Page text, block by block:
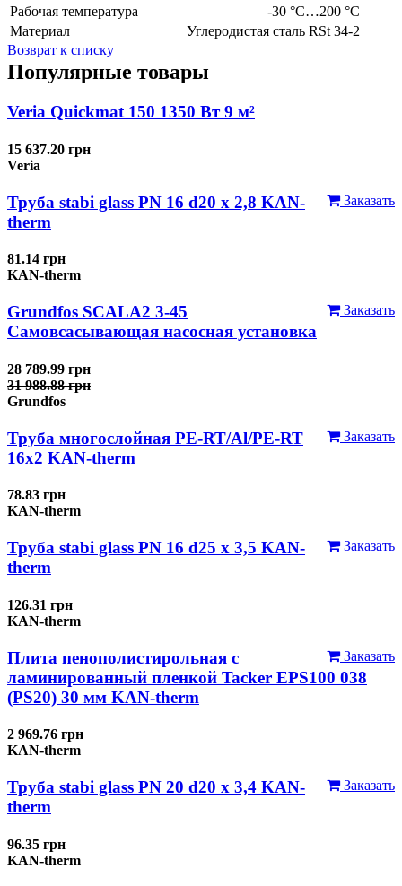
Рабочая температура
-30 °C…200 °C
Материал
Углеродистая сталь RSt 34-2
Возврат к списку
Популярные товары
Veria Quickmat 150 1350 Вт 9 м²
15 637.20 грн
Veria
Заказать
Труба stabi glass PN 16 d20 х 2,8 KAN-
therm
81.14 грн
KAN-therm
Заказать
Grundfos SCALA2 3-45
Самовсасывающая насосная установка
28 789.99 грн
31 988.88 грн
Grundfos
Заказать
Труба многослойная PE-RT/Al/PE-RT
16x2 KAN-therm
78.83 грн
KAN-therm
Заказать
Труба stabi glass PN 16 d25 х 3,5 KAN-
therm
126.31 грн
KAN-therm
Заказать
Плита пенополистирольная с
ламинированный пленкой Tacker EPS100 038
(PS20) 30 мм KAN-therm
2 969.76 грн
KAN-therm
Заказать
Труба stabi glass PN 20 d20 х 3,4 KAN-
therm
96.35 грн
KAN-therm